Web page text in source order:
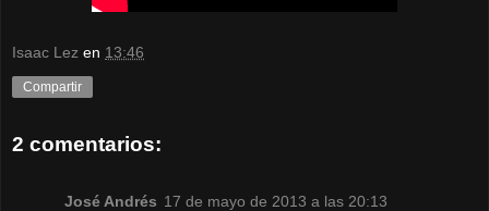
Isaac Lez en 13:46
Compartir
2 comentarios:
José Andrés 17 de mayo de 2013 a las 20:13